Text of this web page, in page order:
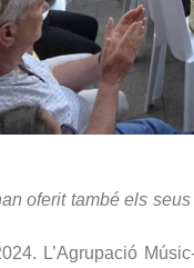
oferit també els
L’Agrupació